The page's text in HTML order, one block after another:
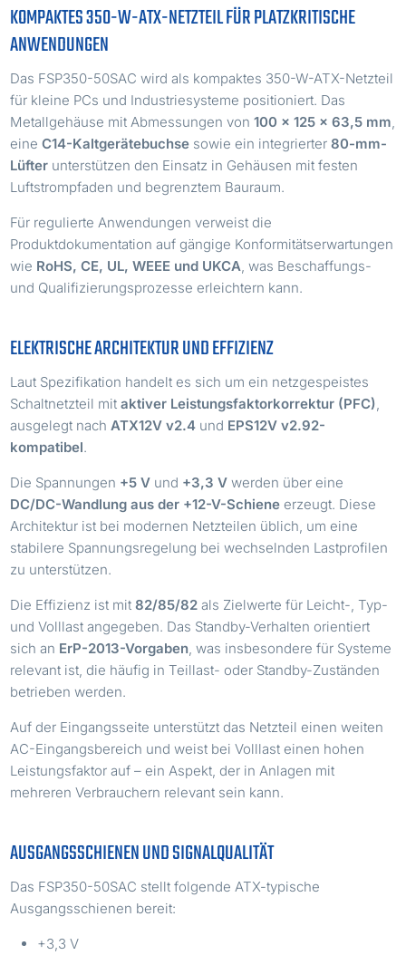
KOMPAKTES 350-W-ATX-NETZTEIL FÜR PLATZKRITISCHE
ANWENDUNGEN
Das FSP350-50SAC wird als kompaktes 350-W-ATX-Netzteil
für kleine PCs und Industriesysteme positioniert. Das
Metallgehäuse mit Abmessungen von100 × 125 × 63,5 mm
eineC14-Kaltgerätebuchse sowie ein integrierter80-mm-
Lüfter unterstützen den Einsatz in Gehäusen mit festen
Luftstrompfaden und begrenztem Bauraum.
Für regulierte Anwendungen verweist die
Produktdokumentation auf gängige Konformitätserwartungen
wie RoHS, CE, UL, WEEE und UKCA , was Beschaffungs-
und Qualifizierungsprozesse erleichtern kann.
ELEKTRISCHE ARCHITEKTUR UND EFFIZIENZ
Laut Spezifikation handelt es sich um ein netzgespeistes
Schaltnetzteil mitaktiver Leistungsfaktorkorrektur (PFC)
ausgelegt nach ATX12V v2.4 und EPS12V v2.92-
kompatibel.
Die Spannungen +5 V und +3,3 V werden über eine
DC/DC-Wandlung aus der +12-V-Schiene erzeugt. Diese
Architektur ist bei modernen Netzteilen üblich, um eine
stabilere Spannungsregelung bei wechselnden Lastprofilen
zu unterstützen.
Die Effizienz ist mit82/85/82 als Zielwerte für Leicht-, Typ-
und Volllast angegeben. Das Standby-Verhalten orientiert
sich an ErP-2013-Vorgaben , was insbesondere für Systeme
relevant ist, die häufig in Teillast- oder Standby-Zuständen
betrieben werden.
Auf der Eingangsseite unterstützt das Netzteil einen weiten
AC-Eingangsbereich und weist bei Volllast einen hohen
Leistungsfaktor auf – ein Aspekt, der in Anlagen mit
mehreren Verbrauchern relevant sein kann.
AUSGANGSSCHIENEN UND SIGNALQUALITÄT
Das FSP350-50SAC stellt folgende ATX-typische
Ausgangsschienen bereit:
+3,3 V